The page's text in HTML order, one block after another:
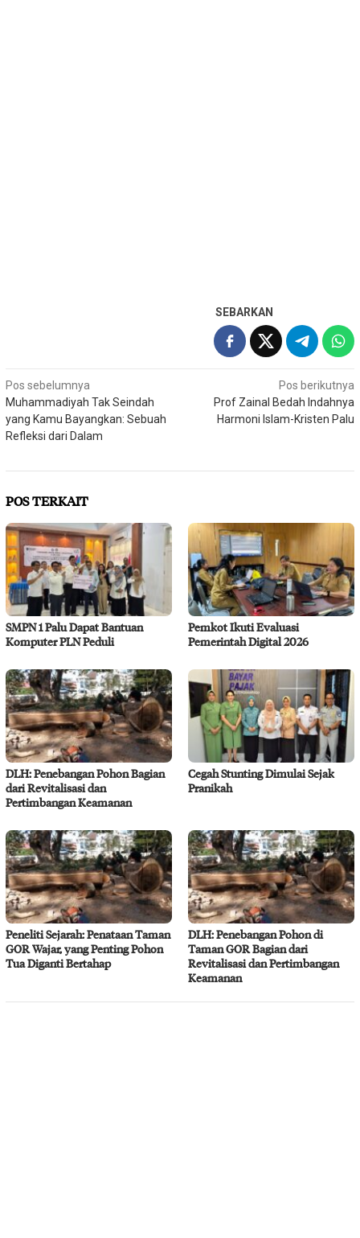
SEBARKAN
Navigasi
pos
Pos sebelumnya
Muhammadiyah Tak Seindah
yang Kamu Bayangkan: Sebuah
Refleksi dari Dalam
Pos berikutnya
Prof Zainal Bedah Indahnya
Harmoni Islam-Kristen Palu
POS TERKAIT
SMPN 1 Palu Dapat Bantuan
Komputer PLN Peduli
Pemkot Ikuti Evaluasi
Pemerintah Digital 2026
DLH: Penebangan Pohon Bagian
dari Revitalisasi dan
Pertimbangan Keamanan
Cegah Stunting Dimulai Sejak
Pranikah
Peneliti Sejarah: Penataan Taman
GOR Wajar, yang Penting Pohon
Tua Diganti Bertahap
DLH: Penebangan Pohon di
Taman GOR Bagian dari
Revitalisasi dan Pertimbangan
Keamanan